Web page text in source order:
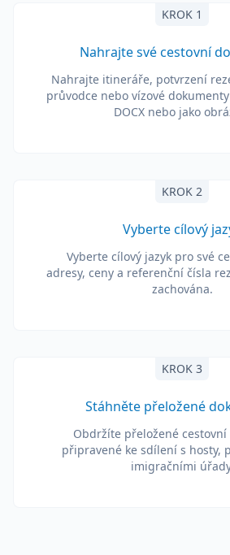
KROK 1
Nahrajte své cestovní
Nahrajte itineráře, potvrzení
průvodce nebo vízové
DOCX nebo jako
KROK 2
Vyberte cílový
Vyberte cílový jazyk pro své
adresy, ceny a referenční čísla
zachována.
KROK 3
Stáhněte přeložené
Obdržíte přeložené
připravené ke sdílení s hosty,
imigračními